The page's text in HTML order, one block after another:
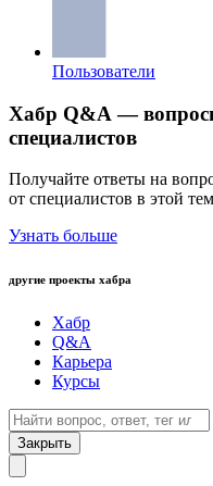
Пользователи
Хабр Q&A —
специалистов
Получайте ответы на
от специалистов в этой
Узнать больше
другие проекты хабра
Хабр
Q&A
Карьера
Курсы
Закрыть